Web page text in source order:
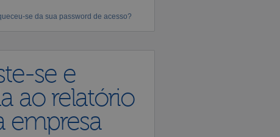
se da sua password de acesso?
se e
ao relatório
empresa